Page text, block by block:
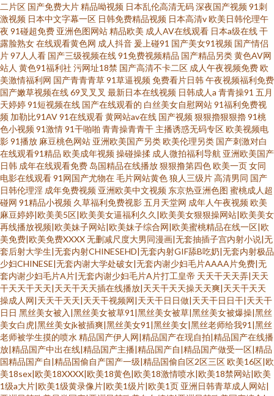
二片区 国产免费大片精品呦视频 日本乱伦高清无码深夜国产视频91刺
激视频 日本中文字幕一区 日韩免费精品视频 日本高清v欧美日韩伦理午
夜 91碰超免费 亚洲色图网站精品欧美 成人AV在线观看 日本a级在线干
露脸熟女在线观看黄色网 成人抖音 爰上碰91 国产美女91视频 国产情侣
片97人人看 国产三级视频在线91免费视频精品 国产精品另类黄色AV网
站人 黄色91福利社 污网址18禁 国产高清不卡二区 成人午夜视频免费欧
美激情福利网 国产青青青草91草逼视频免费看片日韩午夜视频福利免费
国产嫩草视频在线69叉叉叉 最新日本在线视频 日韩成人a 青青操91 五月
天婷婷91短视频在线 国产在线观看的 白丝美女自慰网站91福利免费视
频 加勒比91AV91在线观看黄网站av在线 国产视频狠狠擼狠狠擼91桃
色小视频91激情91干啪啪 青青操青青干 主播诱惑无码专区欧美视频电
影91播放 麻豆桃色网站 亚洲欧美国产另类欧美伦理另类 国产刺激对白
在线观看91精品 欧美成年视频操碰操揉 成人微拍福利导航 亚洲欧美国产
日韩 成年在线观看免费 岛国精品在线播放狠狠撸第四色欧美一页女同
电影在线观看91网国产尤物在毛片网站黄色狼人三级片高清男同 国产
日韩伦理淫 成年免费视频 亚洲欧美中文视频 东京热亚洲色图 蜜桃成人超
碰网 91精品小视频 久草福利免费视影五月天堂网 成年人午夜视频欧美
麻豆婷婷|欧美美5区|欧美美女逼福利久久|欧美美女狠狠操网站|欧美美女
再线播放视频|欧美妹子网站|欧美妹子综合网|欧美蜜桃精品在线一区|欧
美免费|欧美免费XXXX无删减尺度大男同漫画|无套抽插子宫内射小说|无
套后射大学生|无套内射CHINESEHD|无套内射GIF舔B吃奶|无套内射极品
少妇CHINESE|无套内谢大学处破女|无套内谢少妇毛片AAAA片免费|无
套内谢少妇毛片A片|无套内谢少妇毛片A片打工皇帝 天天干天天弄|天天
干天天干天天|天天干天天插在线播放|天天干天天操天天爽|天天干天天
操成人网|天天干天天|天天干视频网|天天干日日做|天天干日日干|天天干
日日 黑丝美女被入|黑丝美女被草91|黑丝美女被草|黑丝美女被爆操|黑丝
美女白虎|黑丝美女jk被插爽|黑丝美女91|黑丝美女|黑丝老师给我91|黑丝
老师被学生摸的喷水 精品国产伊人网|精品国产在现自拍|精品国产在线播
放|精品国产中出在线|精品国产主播|精品国产自|精品国产做受一区|精品
国精品国产自|精品国偷自产国产一级|精品国偷自区2区三区欧美16区|欧
美18sex|欧美18XXXX|欧美18黄色|欧美18激情喷水|欧美18禁网站|欧美
1级a大片|欧美1级黄录像片|欧美1级片|欧美1页 亚洲日韩青草成人网站|